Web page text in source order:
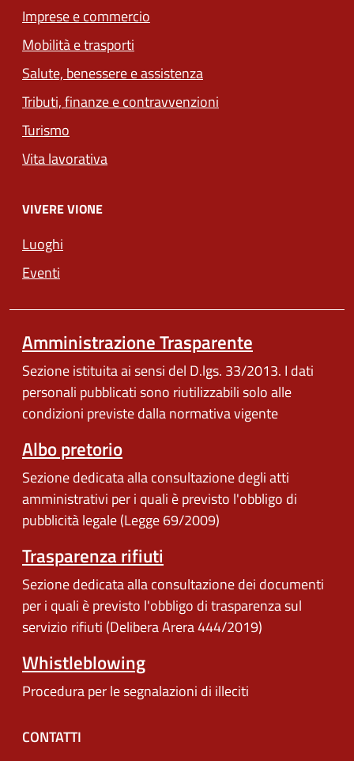
Imprese e commercio
Mobilità e trasporti
Salute, benessere e assistenza
Tributi, finanze e contravvenzioni
Turismo
Vita lavorativa
VIVERE VIONE
Luoghi
Eventi
Amministrazione Trasparente
Sezione istituita ai sensi del D.lgs. 33/2013. I dati
personali pubblicati sono riutilizzabili solo alle
condizioni previste dalla normativa vigente
Albo pretorio
Sezione dedicata alla consultazione degli atti
amministrativi per i quali è previsto l'obbligo di
pubblicità legale (Legge 69/2009)
Trasparenza rifiuti
Sezione dedicata alla consultazione dei documenti
per i quali è previsto l'obbligo di trasparenza sul
servizio rifiuti (Delibera Arera 444/2019)
Whistleblowing
Procedura per le segnalazioni di illeciti
CONTATTI